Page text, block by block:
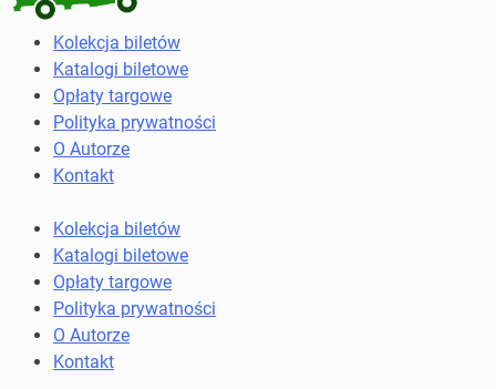
Kolekcja
biletów
komunikacji
miejskiej
kolejowych
Kolekcja biletów
Katalogi biletowe
Opłaty targowe
Polityka prywatności
O Autorze
Kontakt
Kolekcja biletów
Katalogi biletowe
Opłaty targowe
Polityka prywatności
O Autorze
Kontakt